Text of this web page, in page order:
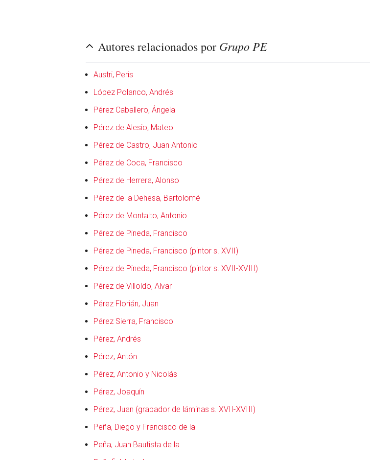
Autores relacionados por Grupo PE
Austri, Peris
López Polanco, Andrés
Pérez Caballero, Ángela
Pérez de Alesio, Mateo
Pérez de Castro, Juan Antonio
Pérez de Coca, Francisco
Pérez de Herrera, Alonso
Pérez de la Dehesa, Bartolomé
Pérez de Montalto, Antonio
Pérez de Pineda, Francisco
Pérez de Pineda, Francisco (pintor s. XVII)
Pérez de Pineda, Francisco (pintor s. XVII-XVIII)
Pérez de Villoldo, Alvar
Pérez Florián, Juan
Pérez Sierra, Francisco
Pérez, Andrés
Pérez, Antón
Pérez, Antonio y Nicolás
Pérez, Joaquín
Pérez, Juan (grabador de láminas s. XVII-XVIII)
Peña, Diego y Francisco de la
Peña, Juan Bautista de la